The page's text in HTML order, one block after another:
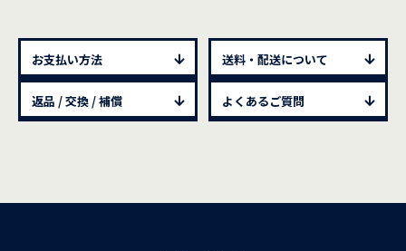
お支払い方法 送料・配送について
返品 / 交換 / 補償 よくあるご質問